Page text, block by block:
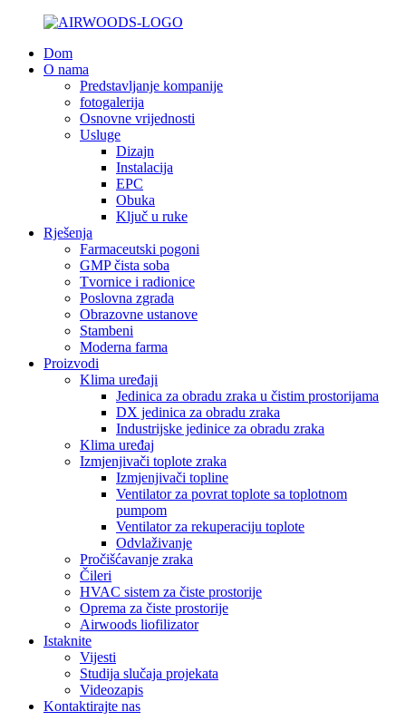
Dom
O nama
Predstavljanje kompanije
fotogalerija
Osnovne vrijednosti
Usluge
Dizajn
Instalacija
EPC
Obuka
Ključ u ruke
Rješenja
Farmaceutski pogoni
GMP čista soba
Tvornice i radionice
Poslovna zgrada
Obrazovne ustanove
Stambeni
Moderna farma
Proizvodi
Klima uređaji
Jedinica za obradu zraka u čistim prostorijama
DX jedinica za obradu zraka
Industrijske jedinice za obradu zraka
Klima uređaj
Izmjenjivači toplote zraka
Izmjenjivači topline
Ventilator za povrat toplote sa toplotnom
pumpom
Ventilator za rekuperaciju toplote
Odvlaživanje
Pročišćavanje zraka
Čileri
HVAC sistem za čiste prostorije
Oprema za čiste prostorije
Airwoods liofilizator
Istaknite
Vijesti
Studija slučaja projekata
Videozapis
Kontaktirajte nas